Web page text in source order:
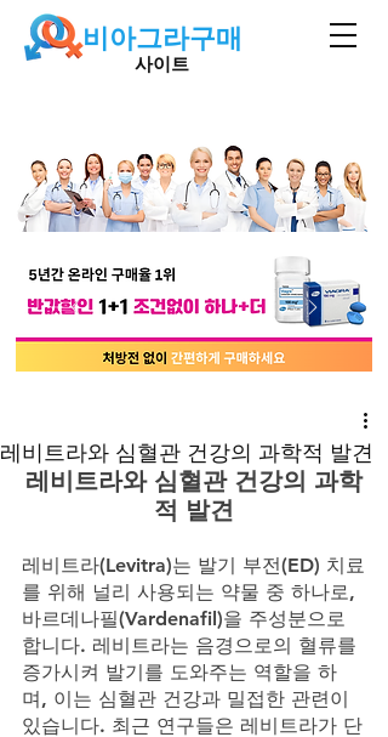
비아그라구매
사이트
레비트라와 심혈관 건강의 과학적 발견
레비트라와 심혈관 건강의 과학
적 발견
레비트라(Levitra)는 발기 부전(ED) 치료
를 위해 널리 사용되는 약물 중 하나로,
바르데나필(Vardenafil)을 주성분으로
합니다. 레비트라는 음경으로의 혈류를
증가시켜 발기를 도와주는 역할을 하
며, 이는 심혈관 건강과 밀접한 관련이
있습니다. 최근 연구들은 레비트라가 단